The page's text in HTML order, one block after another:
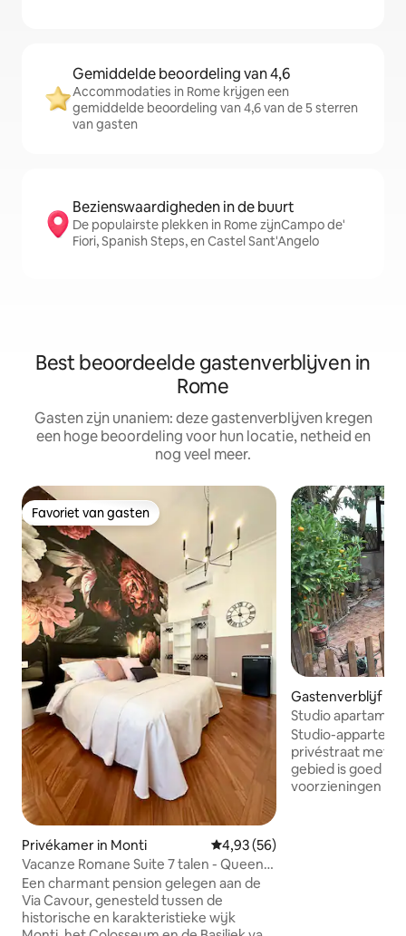
Gemiddelde beoordeling van 4,6
Accommodaties in Rome krijgen een
gemiddelde beoordeling van 4,6 van de 5 sterren
van gasten
Bezienswaardigheden in de buurt
De populairste plekken in Rome zijnCampo de'
Fiori, Spanish Steps, en Castel Sant'Angelo
Best beoordeelde gastenverblijven in
Rome
Gasten zijn unaniem: deze gastenverblijven kregen
een hoge beoordeling voor hun locatie, netheid en
nog veel meer.
Favoriet van gasten
Favoriet van gasten
Privékamer in Monti Gemiddelde beoordeling van
4,93 (56)
Vacanze Romane Suite 7 talen - Queen
Deluxe
Een charmant pension gelegen aan de
Via Cavour, genesteld tussen de
historische en karakteristieke wijk
Gastenverblijf in
na-Casal
Studio
Studio-
privéstraat met
gebied is goed
voorzieningen